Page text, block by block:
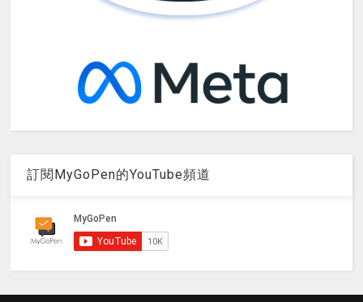
訂閱MyGoPen的YouTube頻道